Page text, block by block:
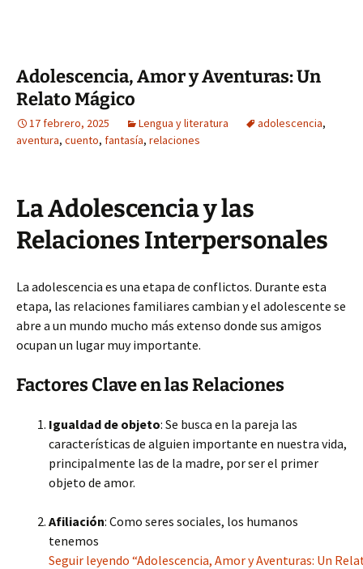
Adolescencia, Amor y Aventuras: Un
Relato Mágico
17 febrero, 2025 Lengua y literatura adolescencia,
aventura, cuento, fantasía, relaciones
La Adolescencia y las
Relaciones Interpersonales
La adolescencia es una etapa de conflictos. Durante esta
etapa, las relaciones familiares cambian y el adolescente se
abre a un mundo mucho más extenso donde sus amigos
ocupan un lugar muy importante.
Factores Clave en las Relaciones
Igualdad de objeto: Se busca en la pareja las
características de alguien importante en nuestra vida,
principalmente las de la madre, por ser el primer
objeto de amor.
Afiliación: Como seres sociales, los humanos
tenemos
Seguir leyendo “Adolescencia, Amor y Aventuras: Un